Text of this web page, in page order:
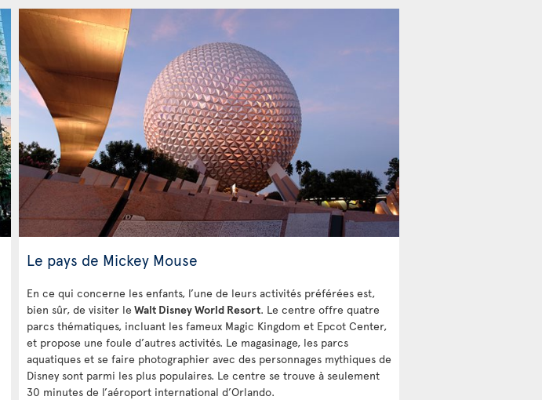
Le pays de Mickey Mouse
En ce qui concerne les enfants, l’une de leurs activités préférées est,
bien sûr, de visiter leWalt Disney World Resort. Le centre offre quatre
parcs thématiques, incluant les fameux Magic Kingdom et Epcot Center,
et propose une foule d’autres activités. Le magasinage, les parcs
aquatiques et se faire photographier avec des personnages mythiques de
Disney sont parmi les plus populaires. Le centre se trouve à seulement
30 minutes de l’aéroport international d’Orlando.